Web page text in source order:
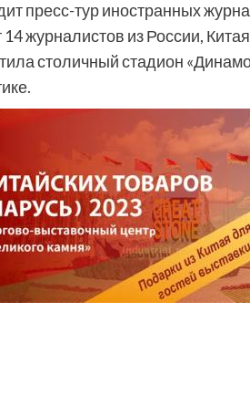
пресс-тур иностранных
журналистов из России,
столичный стадион